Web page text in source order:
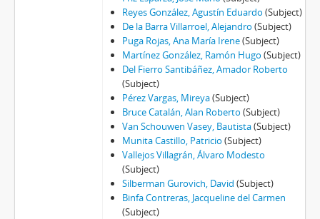
Reyes González, Agustín Eduardo (Subject)
De la Barra Villarroel, Alejandro (Subject)
Puga Rojas, Ana María Irene(Subject)
Martínez González, Ramón Hugo (Subject)
Del Fierro Santibáñez, Amador Roberto
(Subject)
Pérez Vargas, Mireya(Subject)
Bruce Catalán, Alan Roberto (Subject)
Van Schouwen Vasey, Bautista(Subject)
Munita Castillo, Patricio (Subject)
Vallejos Villagrán, Álvaro Modesto
(Subject)
Silberman Gurovich, David (Subject)
Binfa Contreras, Jacqueline del Carmen
(Subject)